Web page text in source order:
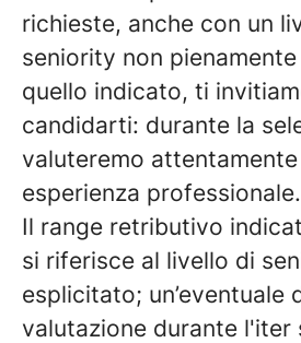
richieste, anche con un
seniority non
quello indicato, ti
candidarti: durante la
valuteremo
esperienza professionale.
Il range retributivo
si riferisce al livello di
esplicitato; un’eventuale
valutazione durante